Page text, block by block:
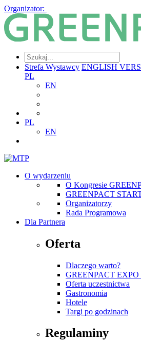
Organizator:
Strefa Wystawcy ENGLISH
PL
EN
PL
EN
O wydarzeniu
O Kongresie
GREENPACT
Organizatorzy
Rada Programowa
Dla Partnera
Oferta
Dlaczego warto?
GREENPACT EXPO
Oferta uczestnictwa
Gastronomia
Hotele
Targi po godzinach
Regulaminy